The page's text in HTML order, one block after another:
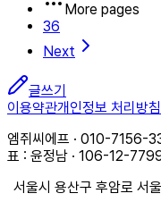
More pages
36
Next
글쓰기
이용약관개인정보 처리방침
엠쥐씨에프 · 010-7156-
표 : 윤정남 · 106-12-
서울시 용산구 후암로 서